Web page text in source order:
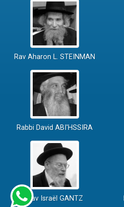
Rav Aharon L. STEINMAN
Rabbi David ABI'HSSIRA
Rav Israël GANTZ